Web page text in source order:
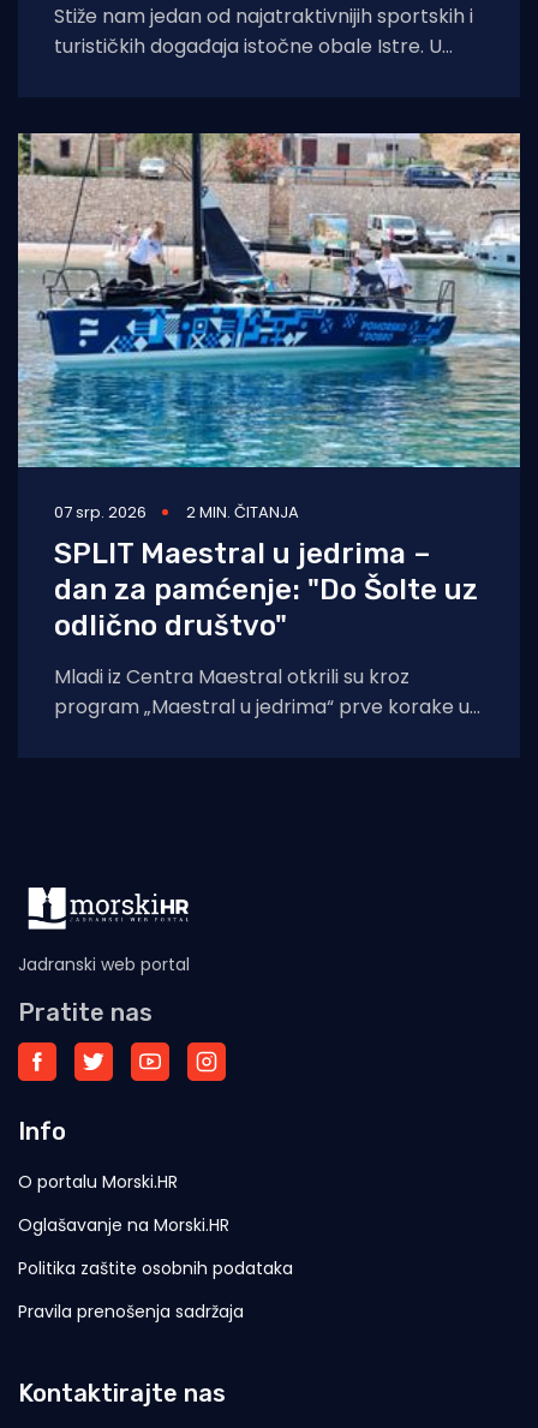
Stiže nam jedan od najatraktivnijih sportskih i
turističkih događaja istočne obale Istre. U
07 srp. 2026 2 MIN. ČITANJA
SPLIT Maestral u jedrima –
dan za pamćenje: "Do Šolte uz
odlično društvo"
Mladi iz Centra Maestral otkrili su kroz
program „Maestral u jedrima“ prve korake u
Jadranski web portal
Pratite nas
Info
O portalu Morski.HR
Oglašavanje na Morski.HR
Politika zaštite osobnih podataka
Pravila prenošenja sadržaja
Kontaktirajte nas